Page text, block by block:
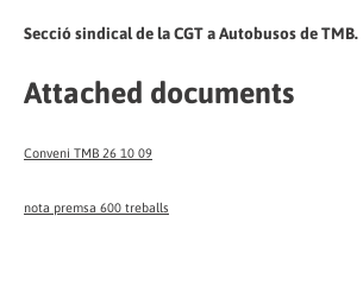
Secció sindical de la CGT a Autobusos de TMB.
Attached documents
Conveni TMB 26 10 09
nota premsa 600 treballs